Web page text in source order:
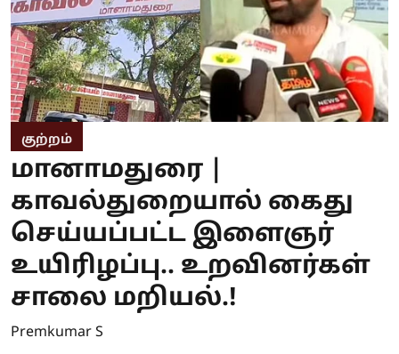
குற்றம்
மானாமதுரை |
காவல்துறையால் கைது
செய்யப்பட்ட இளைஞர்
உயிரிழப்பு.. உறவினர்கள்
சாலை மறியல்.!
Premkumar S